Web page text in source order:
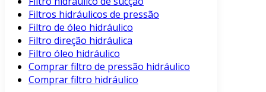
Filtros hidráulicos de pressão
Filtro de óleo hidráulico
Filtro direção hidráulica
Filtro óleo hidráulico
Comprar filtro de pressão hidráulico
Comprar filtro hidráulico